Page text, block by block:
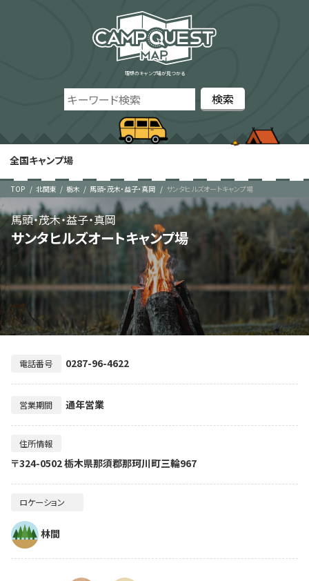
理想のキャンプ場が見つかる
全国キャンプ場
TOP 北関東 栃木 馬頭・茂木・益子・真岡 サンタヒルズオートキャンプ場
サンタヒルズオートキャンプ場
馬頭・茂木・益子・真岡
電話番号 0287-96-4622
営業期間 通年営業
住所情報
〒324-0502 栃木県那須郡那珂川町三輪967
ロケーション
林間